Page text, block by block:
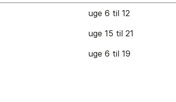
uge 6 til 12
uge 15 til 21
uge 6 til 19